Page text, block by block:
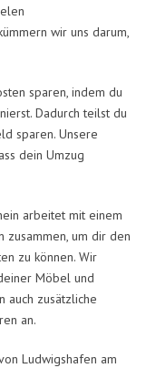
wir uns darum,
sparen, indem du
Dadurch teilst du
sparen. Unsere
dein Umzug
arbeitet mit einem
um dir den
zu können. Wir
Möbel und
auch zusätzliche
an.
Ludwigshafen am